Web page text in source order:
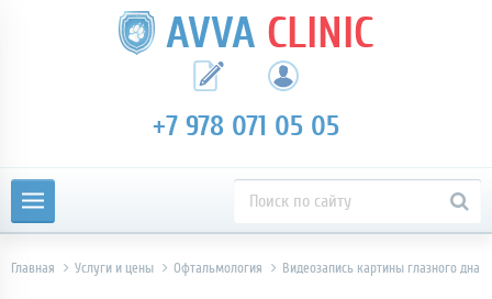
AVVA CLINIC
+7 978 071 05 05
Главная Услуги и цены Офтальмология Видеозапись картины глазного дна